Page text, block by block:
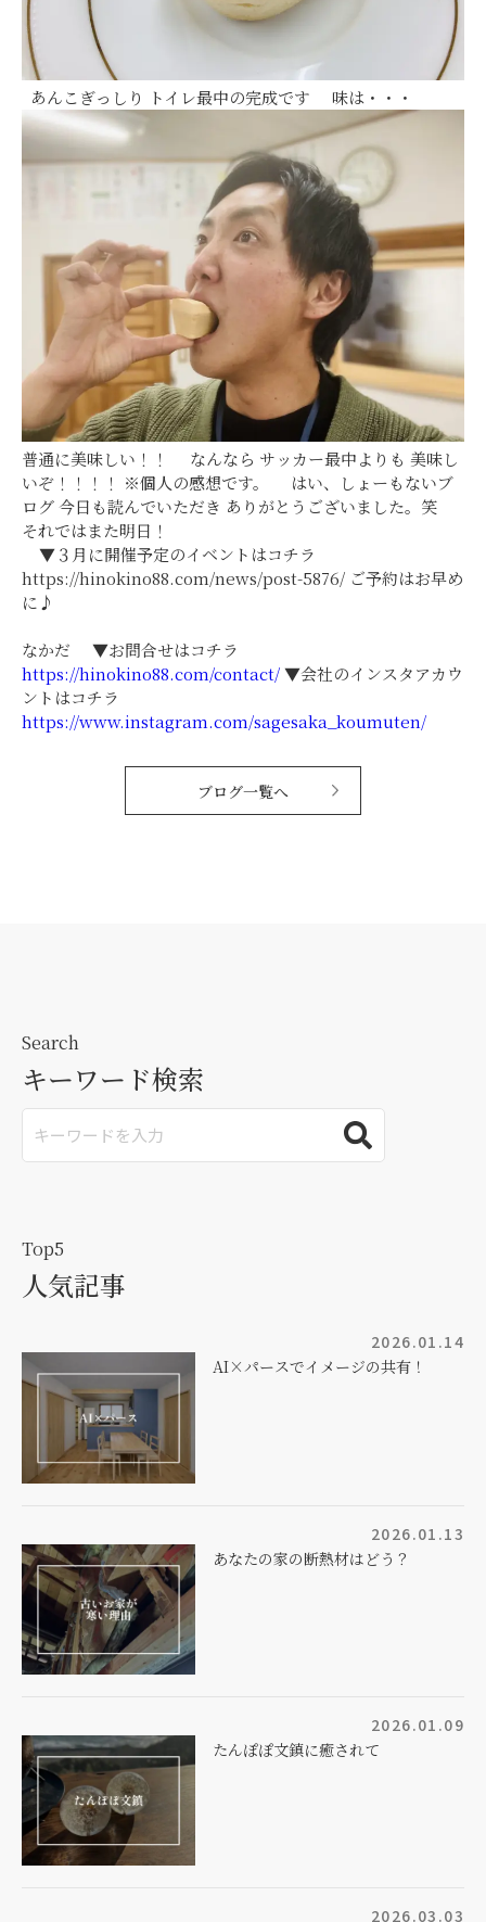
あんこぎっしり トイレ最中の完成です 味は・・・
普通に美味しい！！ なんなら サッカー最中よりも 美味し
いぞ！！！！ ※個人の感想です。 はい、しょーもないブ
ログ 今日も読んでいただき ありがとうございました。笑
それではまた明日！
▼３月に開催予定のイベントはコチラ
https://hinokino88.com/news/post-5876/ ご予約はお早め
に♪
なかだ ▼お問合せはコチラ
https://hinokino88.com/contact/▼会社のインスタアカウ
ントはコチラ
https://www.instagram.com/sagesaka_koumuten/
ブログ一覧へ
Search
キーワード検索
Top5
人気記事
2026.01.14
AI×パースでイメージの共有！
2026.01.13
あなたの家の断熱材はどう？
2026.01.09
たんぽぽ文鎮に癒されて
2026.03.03